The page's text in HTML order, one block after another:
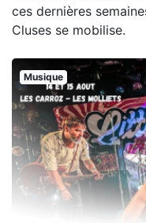
ces dernières
Cluses se mobilise.
Musique